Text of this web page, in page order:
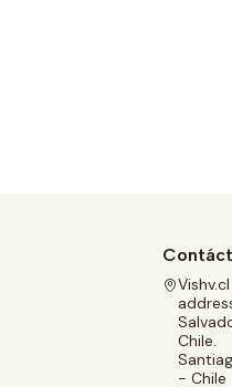
Chile.
- Chile